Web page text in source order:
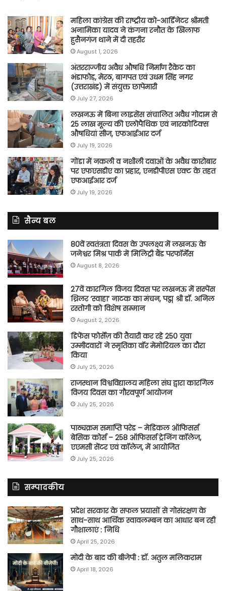
महिला कांग्रेस की राष्ट्रीय को-आर्डिनेटर श्रीमती
अनामिका यादव ने कंगना रनौत के खिलाफ
हुसैनगंज थाने में दी तहरीर
August 1, 2026
अंतरराज्जीय अवैध औषधि निर्माण रैकेट का
भंडाफोड़, मेरठ, बागपत एवं उधम सिंह नगर
(उत्तराखंड) में संयुक्त छापेमारी
July 27, 2026
लखनऊ में बिना लाइसेंस संचालित अवैध गोदाम से
25 लाख मूल्य की एलोपैथिक एवं नारकोटिक्स
औषधियां सीज, एफआईआर दर्ज
July 19, 2026
गोंडा में नकली व नशीली दवाओं के अवैध कारोबार
पर एफएसडीए का प्रहार, एनडीपीएस एक्ट के तहत
एफआईआर दर्ज
July 19, 2026
सैन्य बल
80वें स्वतंत्रता दिवस के उपलक्ष्य में लखनऊ के
जनेश्वर मिश्र पार्क में मिलिट्री बैंड परफॉर्मेंस
August 8, 2026
27वें कारगिल विजय दिवस पर लखनऊ में सस्पेंस
थ्रिलर ‘स्वाहा’ नाटक का मंचन, पद्म श्री डॉ. अनिल
रस्तोगी को विशेष सम्मान
August 2, 2026
डिफेंस फोर्सेज़ की तैयारी कर रहे 250 युवा
उम्मीदवारों ने स्मृतिका वॉर मेमोरियल का दौरा
किया
July 25, 2026
राजस्थान विश्वविद्यालय महिला संघ द्वारा कारगिल
विजय दिवस का गौरवपूर्ण आयोजन
July 25, 2026
पाठ्यक्रम समाप्ति परेड – मेडिकल ऑफिसर्स
बेसिक कोर्स – 258 ऑफिसर्स ट्रेनिंग कॉलेज,
एएमसी सेंटर एवं कॉलेज, में आयोजित
July 25, 2026
सम्पादकीय
प्रदेश सरकार के सफल प्रयासों से गोसंरक्षण के
साथ-साथ आर्थिक स्वावलम्बन का आधार बन रही
गौशालाएं : निधि
April 25, 2026
मोदी के बाद की बीजेपी : डॉ. अतुल मलिकराम
April 18, 2026